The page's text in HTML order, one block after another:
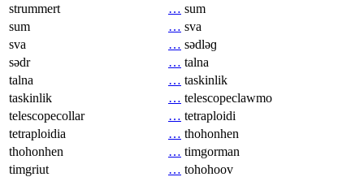
strummert
… sum
sum
… sva
sva
… sədləɡ
sədr
… talna
talna
… taskinlik
taskinlik
… telescopeclawmo
telescopecollar
… tetraploidi
tetraploidia
… thohonhen
thohonhen
… timgorman
timgriut
… tohohoov